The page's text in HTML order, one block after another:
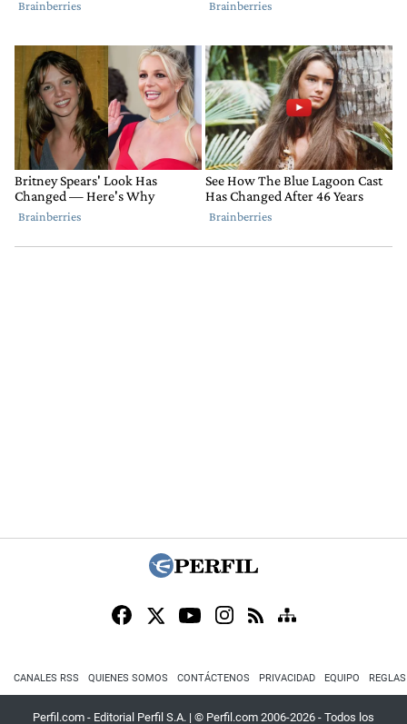
CANALES RSS QUIENES SOMOS CONTÁCTENOS PRIVACIDAD EQUIPO
Perfil.com - Editorial Perfil S.A. | © Perfil.com 2006-2026 - Todos los